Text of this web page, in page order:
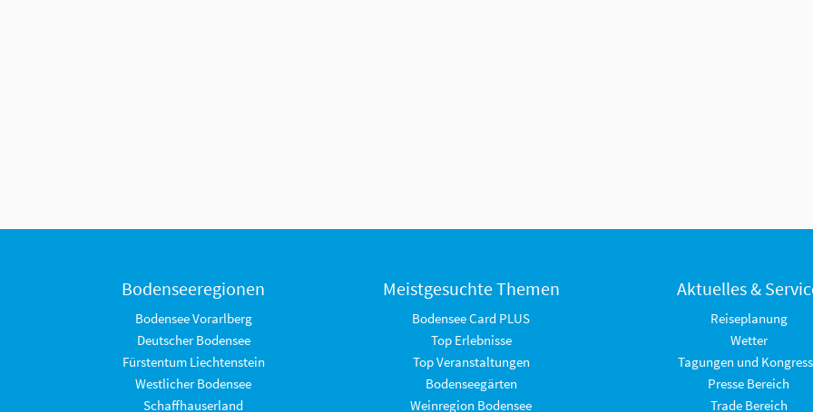
Bodenseeregionen
Bodensee Vorarlberg
Deutscher Bodensee
Fürstentum Liechtenstein
Westlicher Bodensee
Schaffhauserland
Meistgesuchte Themen
Bodensee Card PLUS
Top Erlebnisse
Top Veranstaltungen
Bodenseegärten
Weinregion Bodensee
Aktuelles &
Reiseplanung
Wetter
Tagungen und
Presse Bereich
Trade Bereich